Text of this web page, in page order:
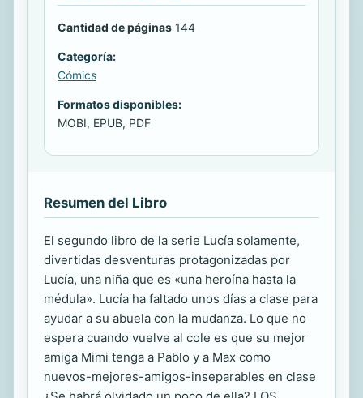
Cantidad de páginas 144
Categoría:
Cómics
Formatos disponibles:
MOBI, EPUB, PDF
Resumen del Libro
El segundo libro de la serie Lucía solamente,
divertidas desventuras protagonizadas por
Lucía, una niña que es «una heroína hasta la
médula». Lucía ha faltado unos días a clase para
ayudar a su abuela con la mudanza. Lo que no
espera cuando vuelve al cole es que su mejor
amiga Mimi tenga a Pablo y a Max como
nuevos-mejores-amigos-inseparables en clase